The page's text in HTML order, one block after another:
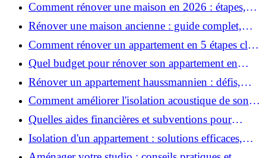
Comment rénover une maison en 2026 : étapes,
coûts et conseils ?
Rénover une maison ancienne : guide complet,
étapes, budget et astuces
Comment rénover un appartement en 5 étapes clés
?
Quel budget pour rénover son appartement en
2026 ?
Rénover un appartement haussmannien : défis,
conseils pratiques et estimation des prix
Comment améliorer l'isolation acoustique de son
appartement ?
Quelles aides financières et subventions pour
rénover votre appartement en 2026 ?
Isolation d'un appartement : solutions efficaces,
prix et conseils